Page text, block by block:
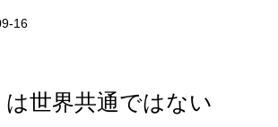
は世界共通ではない